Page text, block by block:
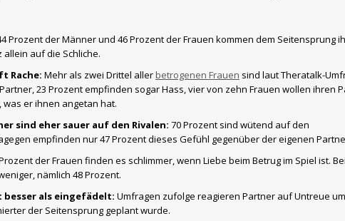
Prozent der Männer und 46 Prozent der Frauen kommen dem Seitensprung
auf die Schliche.
Rache: Mehr als zwei Drittel aller betrogenen Frauen sind laut Theratalk-
23 Prozent empfinden sogar Hass, vier von zehn Frauen wollen ihren
er ihnen angetan hat.
sind eher sauer auf den Rivalen: 70 Prozent sind wütend auf den
empfinden nur 47 Prozent dieses Gefühl gegenüber der eigenen
der Frauen finden es schlimmer, wenn Liebe beim Betrug im Spiel ist.
nämlich 48 Prozent.
besser als eingefädelt: Umfragen zufolge reagieren Partner auf Untreue
der Seitensprung geplant wurde.